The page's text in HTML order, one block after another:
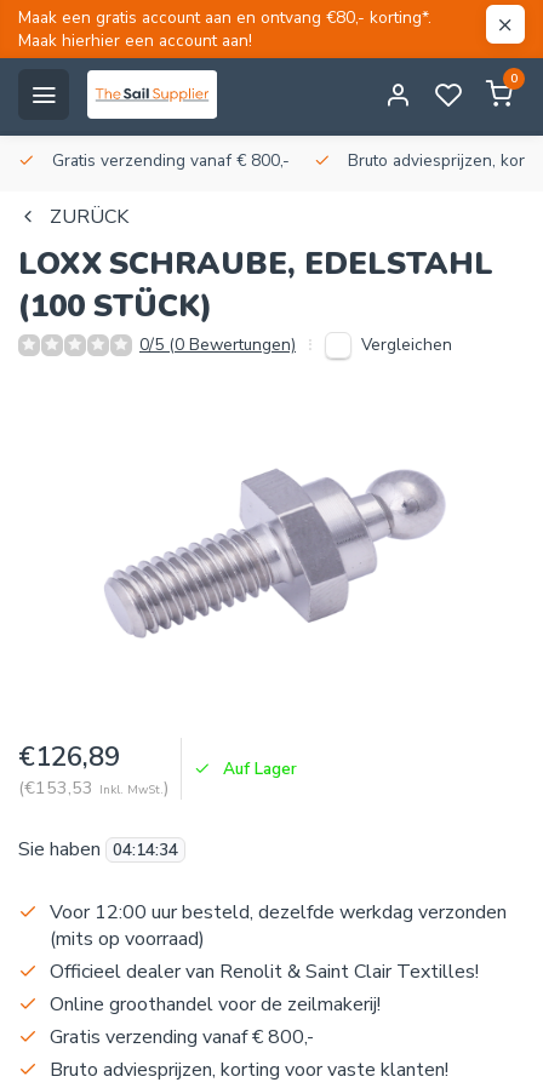
Maak een gratis account aan en ontvang €80,- korting*.
Maak hierhier een account aan!
0
Gratis verzending vanaf € 800,- Bruto adviesprijzen,
ZURÜCK
LOXXSCHRAUBE, EDELSTAHL
(100 STÜCK)
0/5 (0 Bewertungen) Vergleichen
€126,89
(€153,53 Inkl. MwSt.)
Auf Lager
Sie haben 04:14:33
Voor 12:00 uur besteld, dezelfde werkdag verzonden
(mits op voorraad)
Officieel dealer van Renolit & Saint Clair Textilles!
Online groothandel voor de zeilmakerij!
Gratis verzending vanaf € 800,-
Bruto adviesprijzen, korting voor vaste klanten!